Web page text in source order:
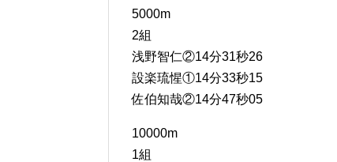
5000m
2組
浅野智仁②14分31秒26
設楽琉惺①14分33秒15
佐伯知哉②14分47秒05
10000m
1組